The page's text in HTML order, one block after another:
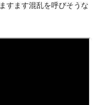
すます混乱を呼びそうな